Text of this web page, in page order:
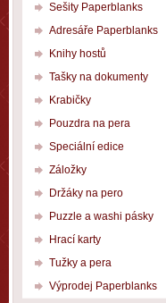
Sešity Paperblanks
Adresáře Paperblanks
Knihy hostů
Tašky na dokumenty
Krabičky
Pouzdra na pera
Speciální edice
Záložky
Držáky na pero
Puzzle a washi pásky
Hrací karty
Tužky a pera
Výprodej Paperblanks